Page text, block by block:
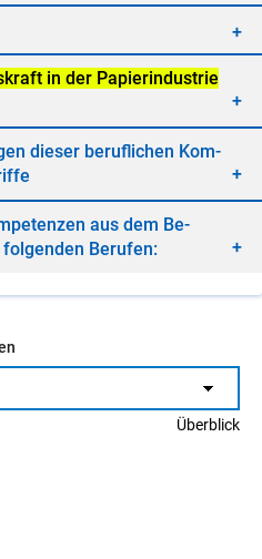
in der Pa­pier­in­dus­trie
die­ser be­ruf­li­chen Kom­
aus dem Be­
Be­ru­fen:
Überblick